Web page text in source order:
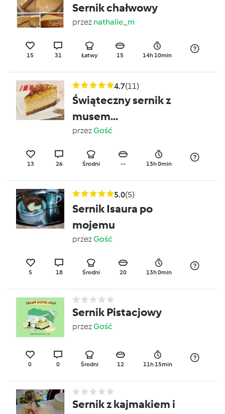
Sernik chałwowy
przez nathalie_m
15 31 Łatwy 15 14h 10min
4.7(11)
Świąteczny sernik z
musem
pomarańczowym
przezGość
13 26 Średni -- 13h 0min
5.0(5)
Sernik Isaura po
mojemu
przezGość
5 18 Średni 20 13h 0min
Sernik Pistacjowy
przezGość
0 0 Średni 12 11h 15min
Sernik z kajmakiem i